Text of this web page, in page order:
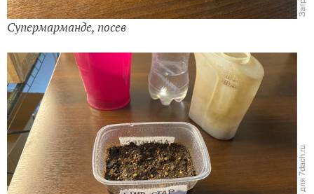
Супермарманде, посев